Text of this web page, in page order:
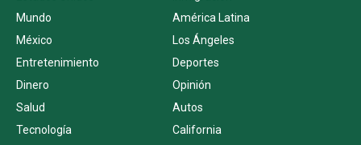
Mundo
América Latina
México
Los Ángeles
Entretenimiento
Deportes
Dinero
Opinión
Salud
Autos
Tecnología
California